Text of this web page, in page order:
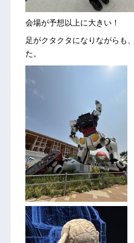
会場が予想以上に大きい！
足がクタクタになりながらも
た。